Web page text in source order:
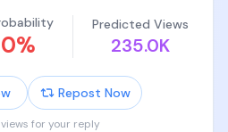
%
Predicted Views
235.0K
Repost Now
for your reply